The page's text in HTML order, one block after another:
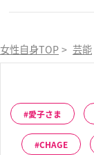
女性自身TOP > 芸能
愛子さま
CHAGE